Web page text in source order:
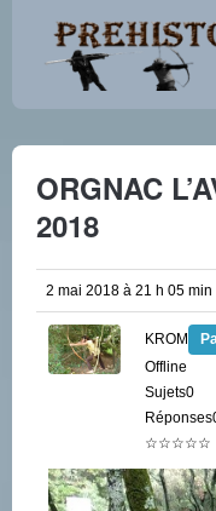
ORGNAC
2018
2 mai 2018 à 21 h 05 min
KROM
Offline
Sujets0
☆☆☆☆☆